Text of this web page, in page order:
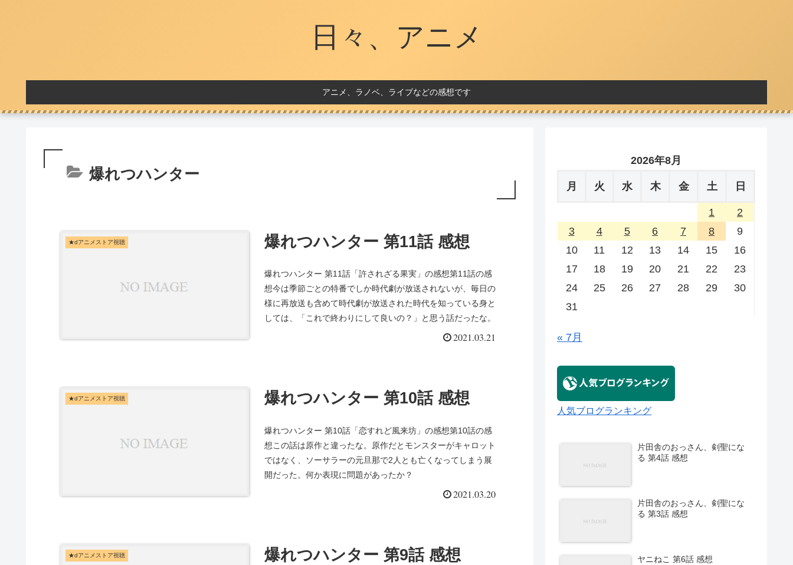
日々、アニメ
アニメ、ラノベ、ライブなどの感想です
爆れつハンター
★dアニメストア視聴 爆れつハンター 第11話 感想
爆れつハンター 第11話「許されざる果実」の感想第11話の感
想今は季節ごとの特番でしか時代劇が放送されないが、毎日の
様に再放送も含めて時代劇が放送された時代を知っている身と
しては、「これで終わりにして良いの？」と思う話だったな。
2021.03.21
★dアニメストア視聴 爆れつハンター 第10話 感想
爆れつハンター 第10話「恋すれど風来坊」の感想第10話の感
想この話は原作と違ったな。原作だとモンスターがキャロット
ではなく、ソーサラーの元旦那で2人とも亡くなってしまう展
開だった。何か表現に問題があったか？
2021.03.20
★dアニメストア視聴 爆れつハンター 第9話 感想
2026年8月
月 火 水 木 金 土 日
1
2
3
4 5 6 7 8
9
10
11 12 13 14 15
16
17
18 19 20 21 22
23
24
25 26 27 28 29
30
31
« 7月
人気ブログランキング
片田舎のおっさん、剣聖にな
る 第4話 感想
片田舎のおっさん、剣聖にな
る 第3話 感想
ヤニねこ 第6話 感想